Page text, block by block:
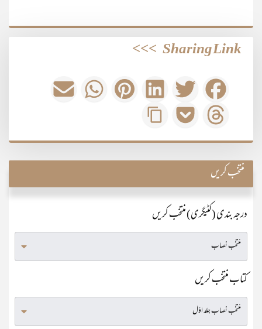
Sharing Link
>>>
منتخب کریں
درجہ بندی (کٹیگری) منتخب کریں
کتاب منتخب کریں